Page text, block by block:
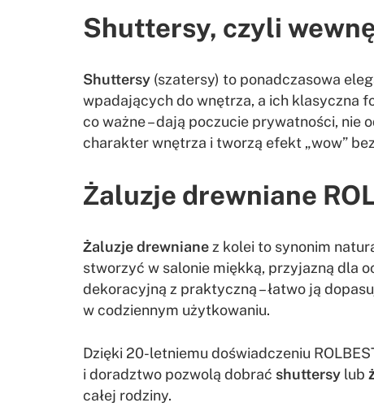
Shuttersy, czyli
Shuttersy (szatersy) to ponadczasowa
wpadających do wnętrza, a ich klasyczna
co ważne – dają poczucie prywatności, nie
charakter wnętrza i tworzą efekt „wow”
Żaluzje drewniane
Żaluzje drewniane z kolei to synonim
stworzyć w salonie miękką, przyjazną dla
dekoracyjną z praktyczną – łatwo ją
w codziennym użytkowaniu.
Dzięki 20-letniemu doświadczeniu
i doradztwo pozwolą dobrać shuttersy lub
całej rodziny.